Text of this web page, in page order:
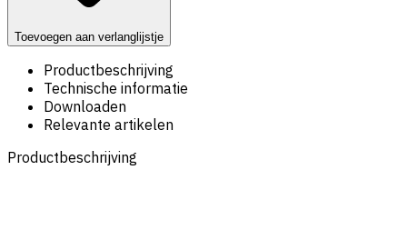
Toevoegen aan verlanglijstje
Productbeschrijving
Technische informatie
Downloaden
Relevante artikelen
Productbeschrijving